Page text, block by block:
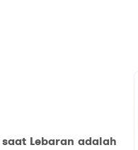
Lebaran adalah